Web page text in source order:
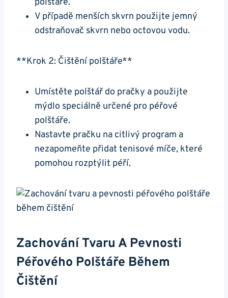
V ‌případě menších ‍skvrn⁢ použijte​ jemný
⁢odstraňovač skvrn⁢ nebo octovou vodu.
**Krok 2: Čištění polštáře**
Umístěte polštář do ⁤pračky ​a⁤ použijte​
mýdlo speciálně určené pro péřové
polštáře.
Nastavte pračku na citlivý program a
⁣nezapomeňte přidat tenisové ⁤míče, ‌které
pomohou rozptýlit péří.
Zachování⁢ Tvaru A ‍pevnosti
Péřového Polštáře Během
Čištění